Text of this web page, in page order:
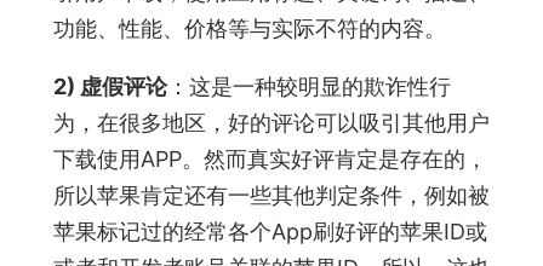
功能、性能、价格等与实际不符的内容。
2) 虚假评论：这是一种较明显的欺诈性行
为，在很多地区，好的评论可以吸引其他用户
下载使用APP。然而真实好评肯定是存在的，
所以苹果肯定还有一些其他判定条件，例如被
苹果标记过的经常各个App刷好评的苹果ID或